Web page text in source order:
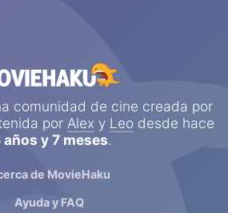
comunidad de cine creada por
por Alex y Leo desde hace
años y 7 meses.
de MovieHaku
Ayuda y FAQ